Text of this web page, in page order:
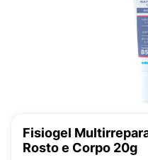
Fisiogel
Rosto e Corpo 20g